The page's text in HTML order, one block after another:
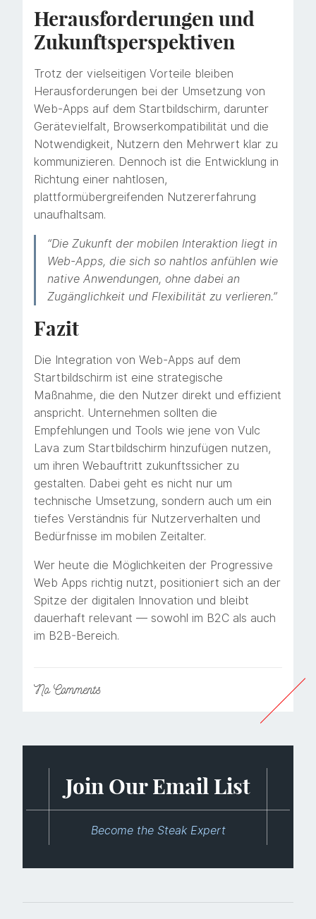
Herausforderungen und
Zukunftsperspektiven
Trotz der vielseitigen Vorteile bleiben
Herausforderungen bei der Umsetzung von
Web-Apps auf dem Startbildschirm, darunter
Gerätevielfalt, Browserkompatibilität und die
Notwendigkeit, Nutzern den Mehrwert klar zu
kommunizieren. Dennoch ist die Entwicklung in
Richtung einer nahtlosen,
plattformübergreifenden Nutzererfahrung
unaufhaltsam.
“Die Zukunft der mobilen Interaktion liegt in
Web-Apps, die sich so nahtlos anfühlen wie
native Anwendungen, ohne dabei an
Zugänglichkeit und Flexibilität zu verlieren.”
Fazit
Die Integration von Web-Apps auf dem
Startbildschirm ist eine strategische
Maßnahme, die den Nutzer direkt und effizient
anspricht. Unternehmen sollten die
Empfehlungen und Tools wie jene von Vulc
Lava zum Startbildschirm hinzufügen nutzen,
um ihren Webauftritt zukunftssicher zu
gestalten. Dabei geht es nicht nur um
technische Umsetzung, sondern auch um ein
tiefes Verständnis für Nutzerverhalten und
Bedürfnisse im mobilen Zeitalter.
Wer heute die Möglichkeiten der Progressive
Web Apps richtig nutzt, positioniert sich an der
Spitze der digitalen Innovation und bleibt
dauerhaft relevant — sowohl im B2C als auch
im B2B-Bereich.
NoComments
Join Our Email List
Become the Steak Expert